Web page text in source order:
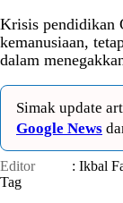
Krisis pendidikan
kemanusiaan,
dalam
Simak update
Google News
Editor
: Ikbal
Tag